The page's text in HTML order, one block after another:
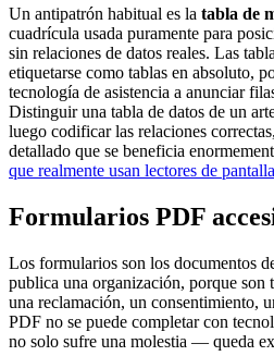
Un antipatrón habitual es la tabla de
cuadrícula usada puramente para
sin relaciones de datos reales. Las
etiquetarse como tablas en absoluto,
tecnología de asistencia a anunciar
Distinguir una tabla de datos de un
luego codificar las relaciones
detallado que se beneficia
que realmente usan lectores de
Formularios PDF
Los formularios son los documentos
publica una organización, porque son
una reclamación, un consentimiento,
PDF no se puede completar con
no solo sufre una molestia — queda